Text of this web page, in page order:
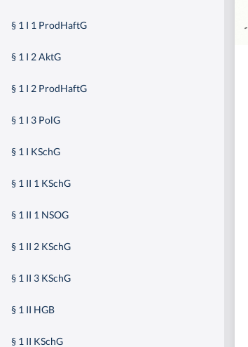
§ 1 I 1 ProdHaftG
§ 1 I 2 AktG
§ 1 I 2 ProdHaftG
§ 1 I 3 PolG
§ 1 I KSchG
§ 1 II 1 KSchG
§ 1 II 1 NSOG
§ 1 II 2 KSchG
§ 1 II 3 KSchG
§ 1 II HGB
§ 1 II KSchG